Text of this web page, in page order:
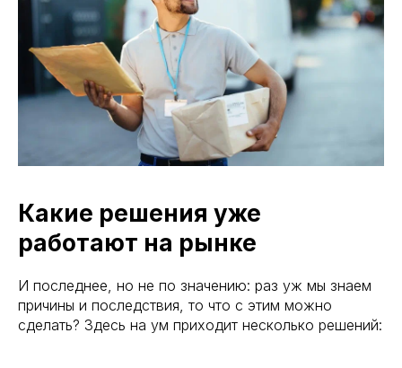
Какие решения уже
работают на рынке
И последнее, но не по значению: раз уж мы знаем
причины и последствия, то что с этим можно
сделать? Здесь на ум приходит несколько решений: